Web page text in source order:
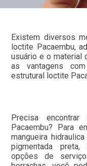
Existem diversos
loctite Pacaembu,
usuário e o material
as vantagens
estrutural loctite
Precisa
Pacaembu? Para
mangueira
pigmentada
opções de